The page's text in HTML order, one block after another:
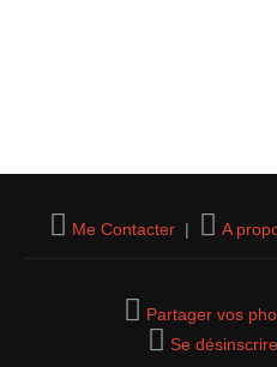
Me Contacter | A
Partager vos
Se